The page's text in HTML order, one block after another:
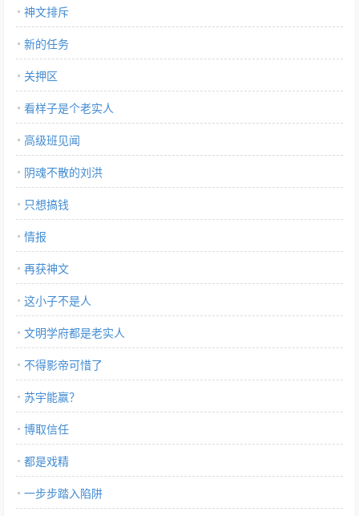
神文排斥
新的任务
关押区
看样子是个老实人
高级班见闻
阴魂不散的刘洪
只想搞钱
情报
再获神文
这小子不是人
文明学府都是老实人
不得影帝可惜了
苏宇能赢？
博取信任
都是戏精
一步步踏入陷阱